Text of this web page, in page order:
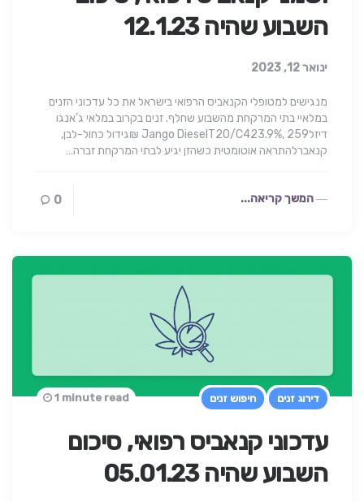
השבוע שהיה 12.1.23
ינואר 12, 2023
מנגישים למטופלי הקנאביס הרפואי בישראל את כל עדכוני הזנים
במלאיי בתי המרקחת מהשבוע שחלף. זנים בקרוב במלאי ג’אנגו
דיזלJango DieselT20/C423.9%, 259 ₪גידול כחול-לבן,
קנאברלהתראה אוטומטית כשהזן יגיע לבתי המרקחת זברה…
המשך קריאה... 0
דירוג זנים חיפוש זנים
עדכוני קנאביס רפואי, סיכום
השבוע שהיה 05.01.23
1 minute read